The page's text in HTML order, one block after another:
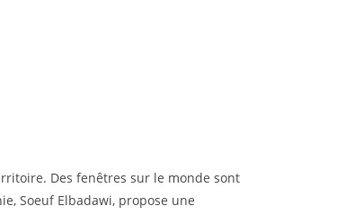
Des fenêtres sur le monde sont
Soeuf Elbadawi, propose une